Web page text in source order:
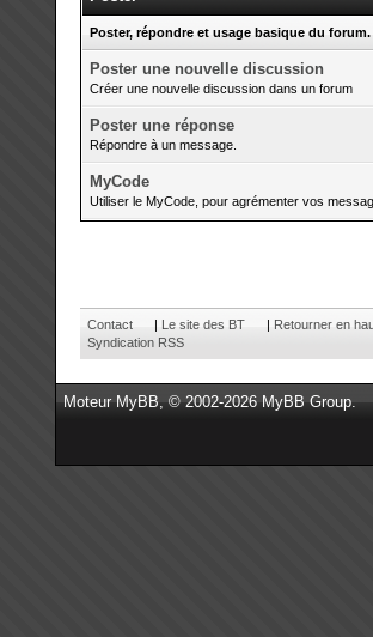
Poster, répondre et usage basique du forum.
Poster une nouvelle discussion
Créer une nouvelle discussion dans un forum
Poster une réponse
Répondre à un message.
MyCode
Utiliser le MyCode, pour agrémenter vos
Contact | Le site des BT | Retourner en
Syndication RSS
MoteurMyBB, © 2002-2026MyBB Group.